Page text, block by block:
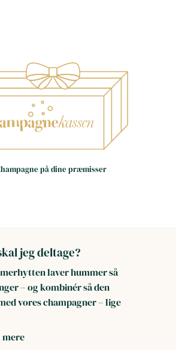
på dine præmisser
Håndværk frem for
jeg deltage?
laver hummer så
– og kombinér så den
vores champagner – lige